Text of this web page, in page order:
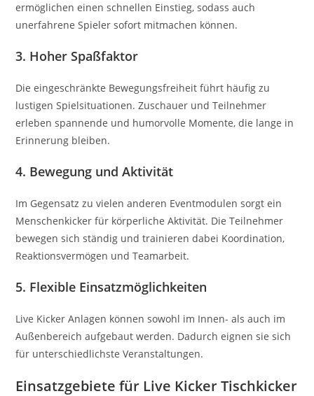
ermöglichen einen schnellen Einstieg, sodass auch
unerfahrene Spieler sofort mitmachen können.
3. Hoher Spaßfaktor
Die eingeschränkte Bewegungsfreiheit führt häufig zu
lustigen Spielsituationen. Zuschauer und Teilnehmer
erleben spannende und humorvolle Momente, die lange in
Erinnerung bleiben.
4. Bewegung und Aktivität
Im Gegensatz zu vielen anderen Eventmodulen sorgt ein
Menschenkicker für körperliche Aktivität. Die Teilnehmer
bewegen sich ständig und trainieren dabei Koordination,
Reaktionsvermögen und Teamarbeit.
5. Flexible Einsatzmöglichkeiten
Live Kicker Anlagen können sowohl im Innen- als auch im
Außenbereich aufgebaut werden. Dadurch eignen sie sich
für unterschiedlichste Veranstaltungen.
Einsatzgebiete für Live Kicker Tischkicker